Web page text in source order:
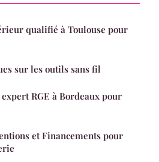
qualifié à Toulouse pour
sur les outils sans fil
RGE à Bordeaux pour
et Financements pour